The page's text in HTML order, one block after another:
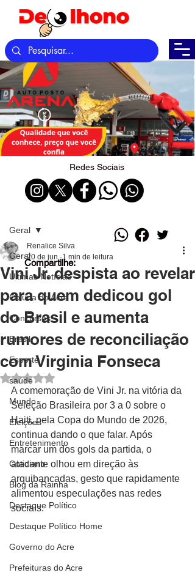
Redes Sociais
Geral
Últimas Notícias
Coluna do Acre
Concursos
Brasil
Esporte
saúde
Mundo
Eleições
Entretenimento
Cotidiano
Blog da Rainha
Destaque Político
Destaque Político Home
Governo do Acre
Prefeituras do Acre
Geral
Vini Jr. despista ao revelar
para quem dedicou gol
do Brasil e aumenta
rumores de reconciliação
com Virginia Fonseca
Renalice Silva
20 de jun. 1 min de leitura
Avaliado com NaN de 5 estrelas.
A comemoração de Vini Jr. na vitória da
Seleção Brasileira por 3 a 0 sobre o
Haiti, pela Copa do Mundo de 2026,
continua dando o que falar. Após
marcar um dos gols da partida, o
atacante olhou em direção às
arquibancadas, gesto que rapidamente
alimentou especulações nas redes
sociais.
Compartilhe: